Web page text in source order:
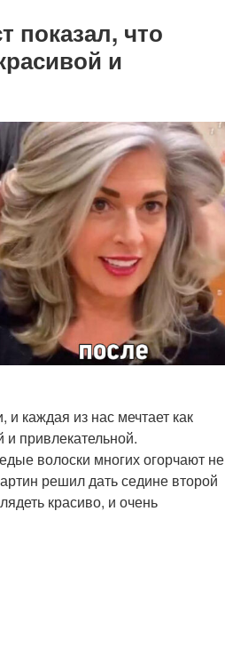
показал, что
и
каждая из нас мечтает как
привлекательной.
волоски многих огорчают не
решил дать седине второй
красиво, и очень